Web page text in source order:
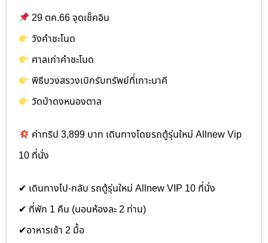
29 ตค.66 จุดเช็คอิน
วังคำชะโนด
ศาลเก่าคำชะโนด
พิธีบวงสรวงเบิกรับทรัพย์ที่เกาะนาคี
วัดป่าดงหนองตาล
ค่าทริป 3,899 บาท เดินทางโดยรถตู้รุ่นใหม่ Allnew Vip
10 ที่นั่ง
✔ เดินทางไป-กลับ รถตู้รุ่นใหม่ Allnew VIP 10 ที่นั่ง
✔ ที่พัก 1 คืน (นอนห้องละ 2 ท่าน)
✔อาหารเช้า 2 มื้อ